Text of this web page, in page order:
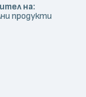
на:
продукти